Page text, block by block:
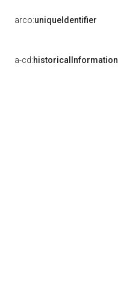
arco:uniqueIdentifier
a-cd:historicalInformation